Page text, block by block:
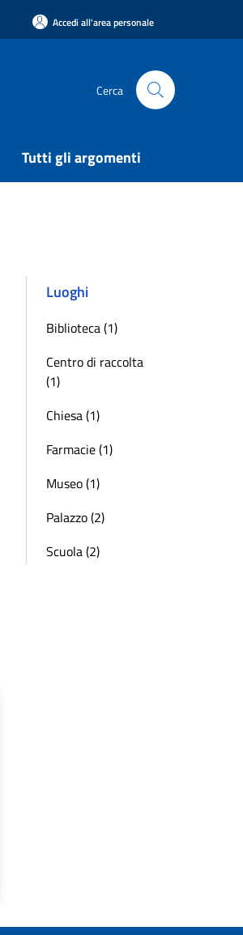
Accedi all'area personale
Cerca
Tutti gli argomenti
Luoghi
Biblioteca (1)
Centro di raccolta
(1)
Chiesa (1)
Farmacie (1)
Museo (1)
Palazzo (2)
Scuola (2)